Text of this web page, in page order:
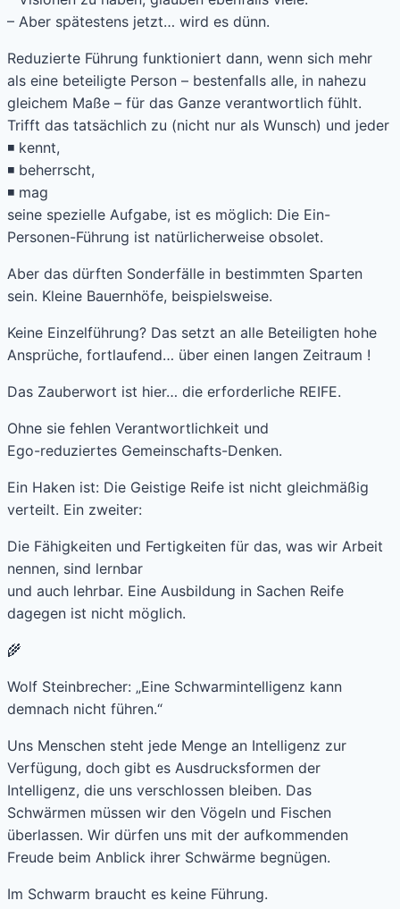
– Aber spätestens jetzt… wird es dünn.
Reduzierte Führung funktioniert dann, wenn sich mehr
als eine beteiligte Person – bestenfalls alle, in nahezu
gleichem Maße – für das Ganze verantwortlich fühlt.
Trifft das tatsächlich zu (nicht nur als Wunsch) und jeder
◾ kennt,
◾ beherrscht,
◾ mag
seine spezielle Aufgabe, ist es möglich: Die Ein-
Personen-Führung ist natürlicherweise obsolet.
Aber das dürften Sonderfälle in bestimmten Sparten
sein. Kleine Bauernhöfe, beispielsweise.
Keine Einzelführung? Das setzt an alle Beteiligten hohe
Ansprüche, fortlaufend… über einen langen Zeitraum !
Das Zauberwort ist hier… die erforderliche REIFE.
Ohne sie fehlen Verantwortlichkeit und
Ego-reduziertes Gemeinschafts-Denken.
Ein Haken ist: Die Geistige Reife ist nicht gleichmäßig
verteilt. Ein zweiter:
Die Fähigkeiten und Fertigkeiten für das, was wir Arbeit
nennen, sind lernbar
und auch lehrbar. Eine Ausbildung in Sachen Reife
dagegen ist nicht möglich.
🌾
Wolf Steinbrecher: „Eine Schwarmintelligenz kann
demnach nicht führen.“
Uns Menschen steht jede Menge an Intelligenz zur
Verfügung, doch gibt es Ausdrucksformen der
Intelligenz, die uns verschlossen bleiben. Das
Schwärmen müssen wir den Vögeln und Fischen
überlassen. Wir dürfen uns mit der aufkommenden
Freude beim Anblick ihrer Schwärme begnügen.
Im Schwarm braucht es keine Führung.